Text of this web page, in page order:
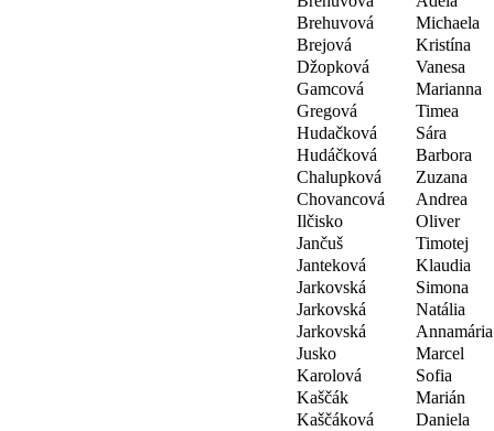
Brehuvová
Michaela
Brejová
Kristína
Džopková
Vanesa
Gamcová
Marianna
Gregová
Timea
Hudačková
Sára
Hudáčková
Barbora
Chalupková
Zuzana
Chovancová
Andrea
Ilčisko
Oliver
Jančuš
Timotej
Janteková
Klaudia
Jarkovská
Simona
Jarkovská
Natália
Jarkovská
Annamária
Jusko
Marcel
Karolová
Sofia
Kaščák
Marián
Kaščáková
Daniela